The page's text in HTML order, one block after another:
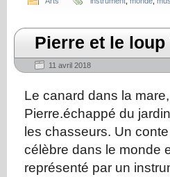
Pierre et le loup
11 avril 2018
Le canard dans la
Pierre.échappé du
les chasseurs. Un
célèbre dans le monde
représenté par un